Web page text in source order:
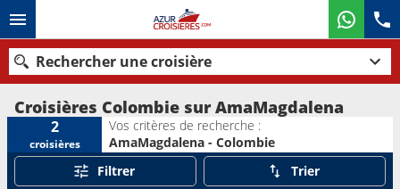
Rechercher une croisière
Nos destinations
Croisières Colombie sur AmaMagdalena
2
croisières
Vos critères de recherche :
AmaMagdalena - Colombie
Filtrer
Trier